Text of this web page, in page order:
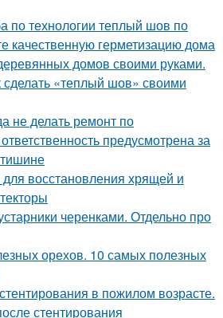
по технологии теплый шов по
качественную герметизацию дома
домов своими руками.
«теплый шов» своими
не делать ремонт по
предусмотрена за
восстановления хрящей и
черенками. Отдельно про
орехов. 10 самых полезных
в пожилом возрасте.
стентирования